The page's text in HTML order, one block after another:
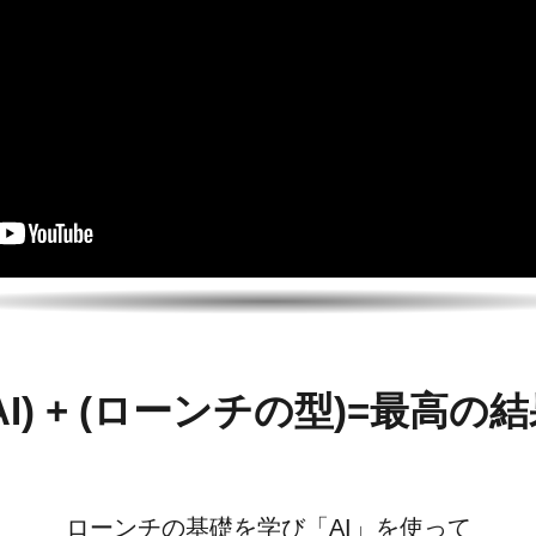
+ (ローンチの型)=最高の
ローンチの基礎を学び「AI」を使って